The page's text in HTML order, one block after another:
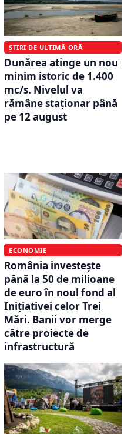
ȘTIRI DE ULTIMĂ ORĂ
Dunărea atinge un nou
minim istoric de 1.400
mc/s. Nivelul va
rămâne staționar până
pe 12 august
ECONOMIE
România investește
până la 50 de milioane
de euro în noul fond al
Inițiativei celor Trei
Mări. Banii vor merge
către proiecte de
infrastructură